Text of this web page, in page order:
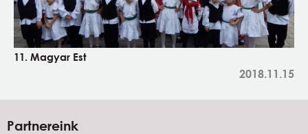
11. Magyar Est
2018.11.15
Partnereink